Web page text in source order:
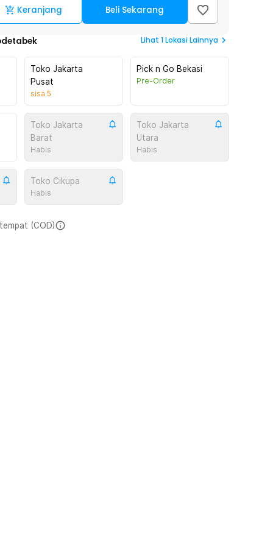
Keranjang Beli Sekarang
Lihat 1Lokasi Lainnya
Toko Jakarta
Pusat
sisa 5
Pick n Go Bekasi
Pre-Order
Toko Jakarta
Barat
Habis
Toko Jakarta
Utara
Habis
Toko Cikupa
Habis
(COD)